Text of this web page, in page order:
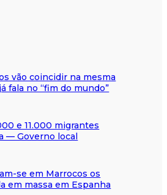
vão coincidir na mesma
fala no “fim do mundo”
e 11.000 migrantes
— Governo local
se em Marrocos os
em massa em Espanha